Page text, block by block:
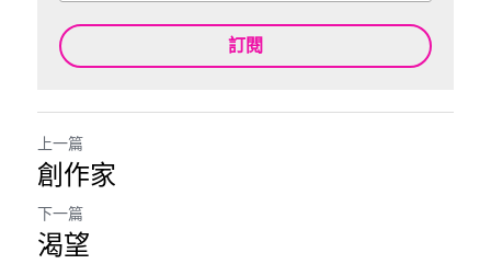
訂閱
上一篇
創作家
下一篇
渴望